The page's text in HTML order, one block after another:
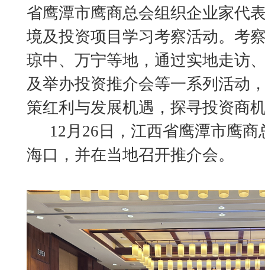
省鹰潭市鹰商总会组织企业家代
境及投资项目学习考察活动。考
琼中、万宁等地，通过实地走访
及举办投资推介会等一系列活动
策红利与发展机遇，探寻投资商
12月26日，江西省鹰潭市鹰
海口，并在当地召开推介会。